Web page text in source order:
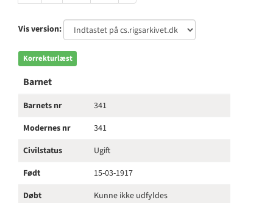
Vis version:
Korrekturlæst
Barnet
Barnets nr
341
Modernes nr
341
Civilstatus
Ugift
Født
15-03-1917
Døbt
Kunne ikke udfyldes